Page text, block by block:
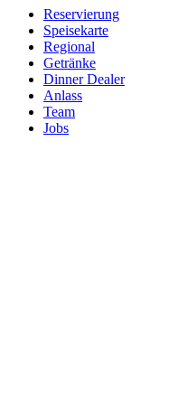
Reservierung
Speisekarte
Regional
Getränke
Dinner Dealer
Anlass
Team
Jobs